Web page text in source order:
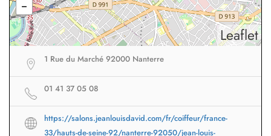
Leaflet
1 Rue du Marché 92000 Nanterre
01 41 37 05 08
https://salons.jeanlouisdavid.com/fr/coiffeur/france-
33/hauts-de-seine-92/nanterre-92050/jean-louis-